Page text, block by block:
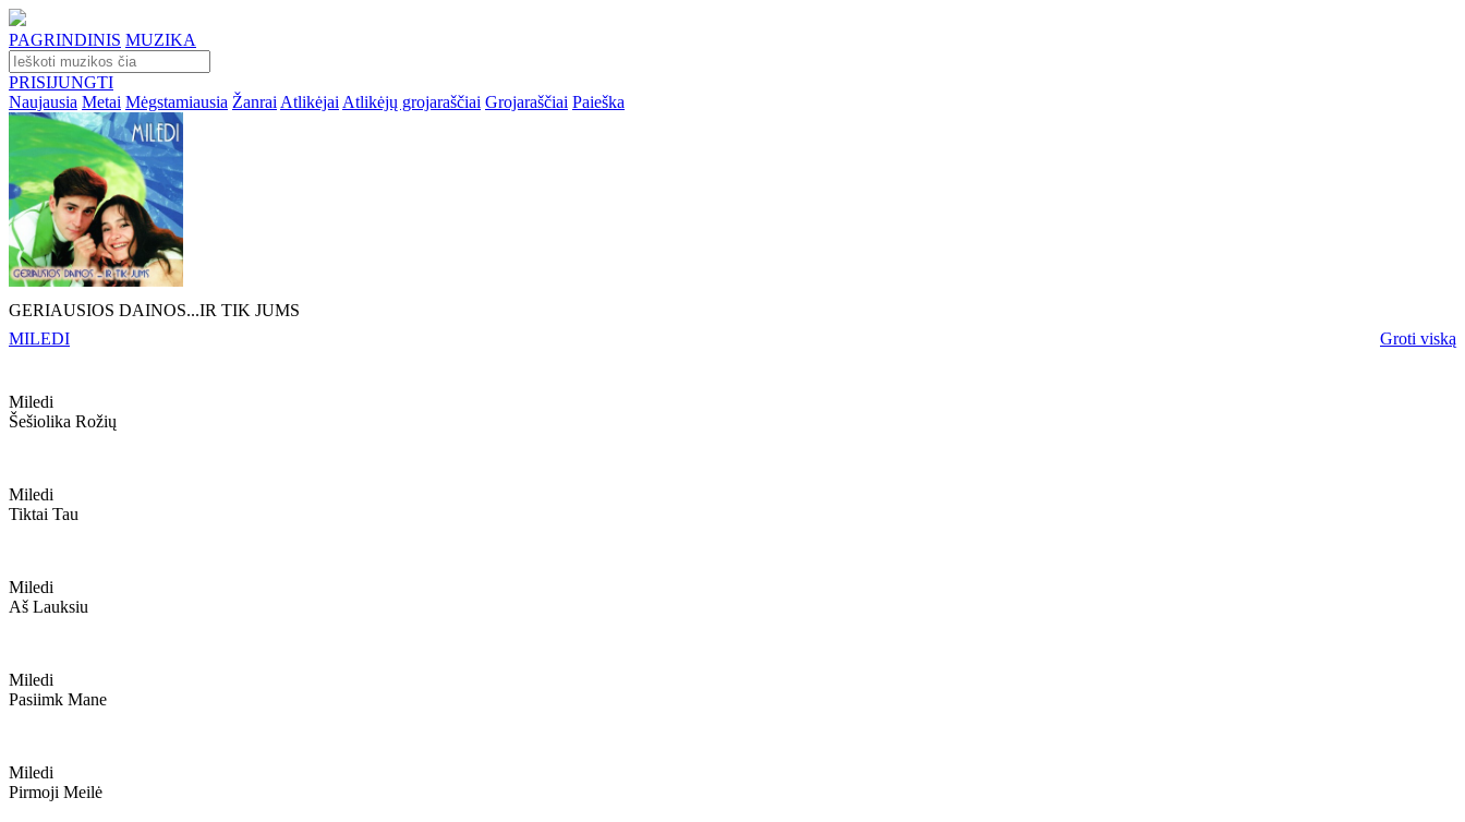
PAGRINDINIS MUZIKA
PRISIJUNGTI
Naujausia Metai Mėgstamiausia Žanrai Atlikėjai Atlikėjų grojaraščiai Grojaraščiai Paieška
GERIAUSIOS DAINOS...IR TIK JUMS
MILEDI
Groti viską
Miledi
Šešiolika Rožių
Miledi
Tiktai Tau
Miledi
Aš Lauksiu
Miledi
Pasiimk Mane
Miledi
Pirmoji Meilė